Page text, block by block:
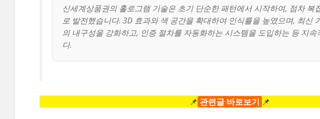
신세계상품권의 홀로그램 기술은 초기 단순한 패턴에서 시작하여, 점차 복
로 발전했습니다. 3D 효과와 색 공간을 확대하여 인식률을 높였으며, 최신
의 내구성을 강화하고, 인증 절차를 자동화하는 시스템을 도입하는 등 지
다.
📌 관련글 바로보기 📌